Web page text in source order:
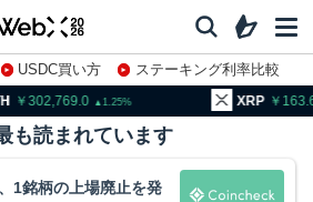
USDC買い方
ステーキング利率比較
XRP 163.66
も読まれています
1銘柄の上場廃止を発